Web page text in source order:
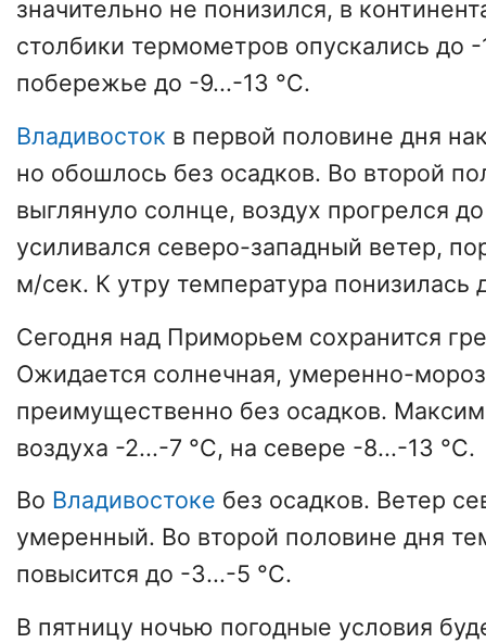
значительно не понизился, в
столбики термометров опускались до
побережье до -9...-13 °С.
Владивосток в первой половине дня
но обошлось без осадков. Во второй
выглянуло солнце, воздух прогрелся
усиливался северо-западный ветер,
м/сек. К утру температура понизилась
Сегодня над Приморьем сохранится
Ожидается солнечная, умеренно-
преимущественно без осадков.
воздуха -2...-7 °С, на севере -8...-13 °С.
Во Владивостоке без осадков. Ветер
умеренный. Во второй половине дня
повысится до -3...-5 °C.
В пятницу ночью погодные условия